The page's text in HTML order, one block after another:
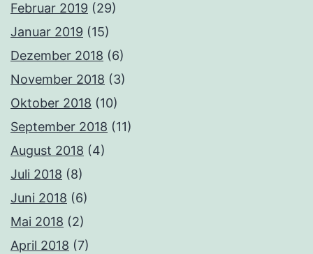
Februar 2019 (29)
Januar 2019 (15)
Dezember 2018 (6)
November 2018 (3)
Oktober 2018 (10)
September 2018 (11)
August 2018 (4)
Juli 2018 (8)
Juni 2018 (6)
Mai 2018 (2)
April 2018 (7)